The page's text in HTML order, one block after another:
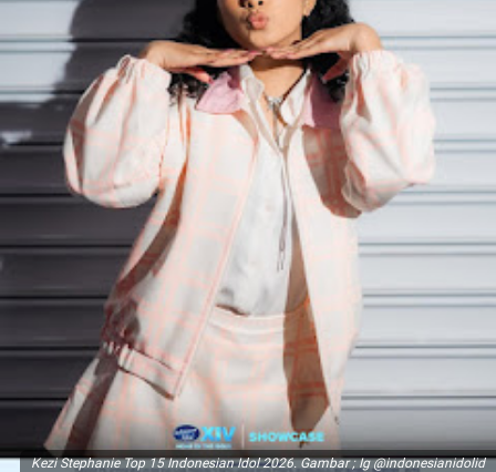
Kezi Stephanie Top 15 Indonesian Idol 2026. Gambar ; Ig @indonesianidolid